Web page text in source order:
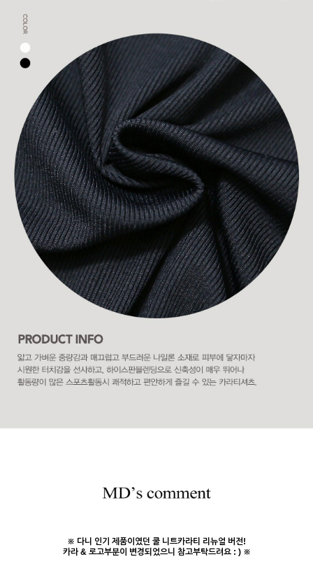
※ 다니 인기 제품이였던 쿨 니트카라티 리뉴얼 버전!
카라 & 로고부분이 변경되었으니 참고부탁드려요 : ) ※